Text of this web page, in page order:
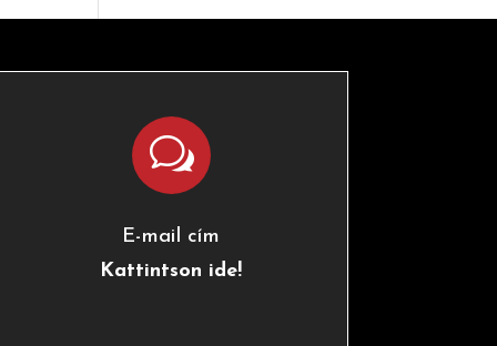
w
E-mail cím
Kattintson ide!